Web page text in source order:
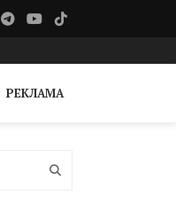
РЕКЛАМА